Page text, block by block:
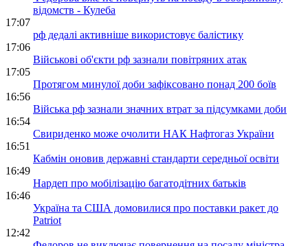
відомств - Кулеба
17:07
рф дедалі активніше використовує балістику
17:06
Військові об'єкти рф зазнали повітряних атак
17:05
Протягом минулої доби зафіксовано понад 200 боїв
16:56
Війська рф зазнали значних втрат за підсумками доби
16:54
Свириденко може очолити НАК Нафтогаз України
16:51
Кабмін оновив державні стандарти середньої освіти
16:49
Нардеп про мобілізацію багатодітних батьків
16:46
Україна та США домовилися про поставки ракет до
Patriot
12:42